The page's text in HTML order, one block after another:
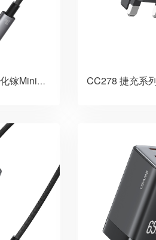
CC261 捷充系列 20W氮化镓Mini自带线双口快充充电器 欧规